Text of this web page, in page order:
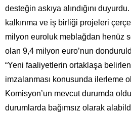
desteğin askıya alındığını
kalkınma ve iş birliği projeleri
milyon euroluk meblağdan henüz
olan 9,4 milyon euro’nun
“Yeni faaliyetlerin ortaklaşa
imzalanması konusunda ilerleme
Komisyon’un mevcut durumda
durumlarda bağımsız olarak